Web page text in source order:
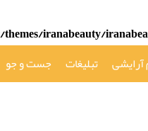
iranabeauty/
آرایشی تبلیغات جست و جو